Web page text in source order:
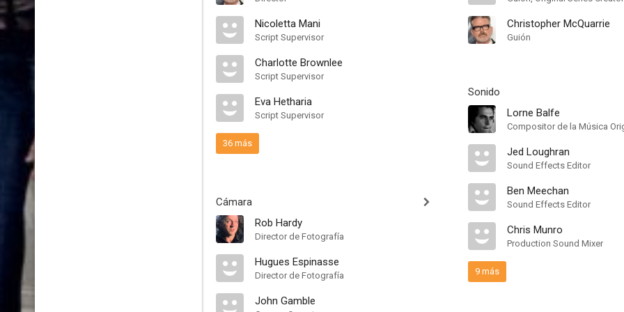
Nicoletta Mani
Script Supervisor
Charlotte Brownlee
Script Supervisor
Eva Hetharia
Script Supervisor
36 más
Cámara
Rob Hardy
Director de Fotografía
Hugues Espinasse
Director de Fotografía
John Gamble
Christopher McQuarrie
Guión
Sonido
Lorne Balfe
Compositor de la Música
Jed Loughran
Sound Effects Editor
Ben Meechan
Sound Effects Editor
Chris Munro
Production Sound Mixer
9 más